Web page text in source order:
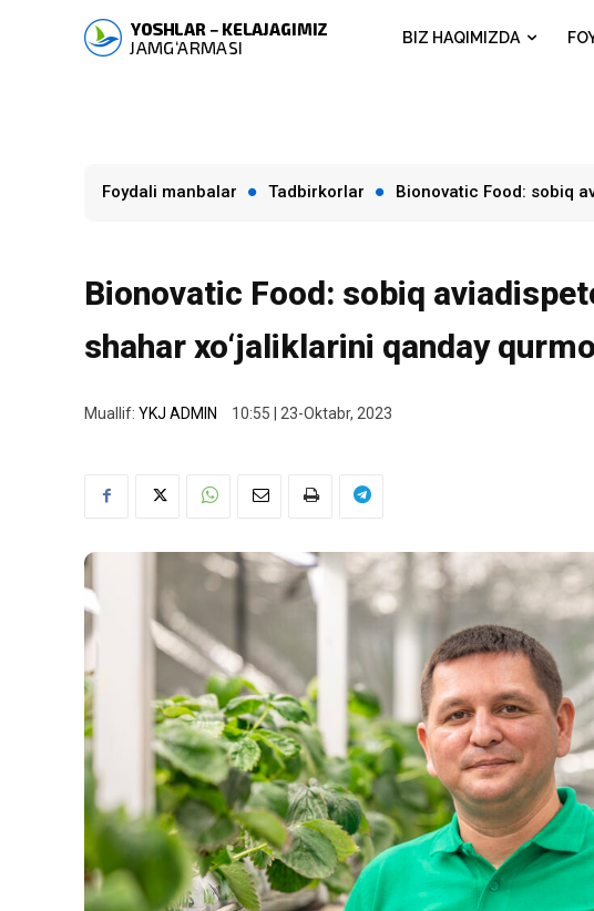
BIZ HAQIMIZDA
Foydali manbalar Tadbirkorlar Bionovatic Food: sobiq
Bionovatic Food: sobiq
shahar xo‘jaliklarini qanday
Muallif: YKJ ADMIN 10:55 | 23-Oktabr, 2023